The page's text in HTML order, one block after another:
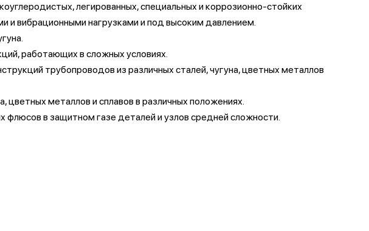
легированных, специальных и коррозионно-стойких
и вибрационными нагрузками и под высоким давлением.
работающих в сложных условиях.
трубопроводов из различных сталей, чугуна, цветных металлов
цветных металлов и сплавов в различных положениях.
флюсов в защитном газе деталей и узлов средней сложности.